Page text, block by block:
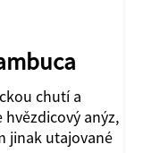
chutí a
anýz,
jinak utajované